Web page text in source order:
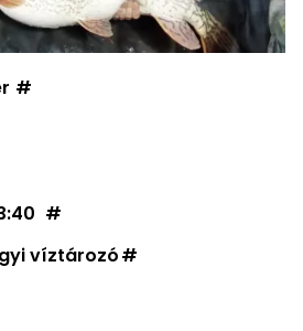
víztározó